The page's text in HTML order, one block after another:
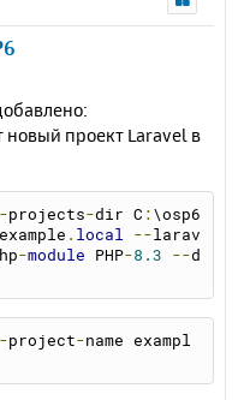
новый проект Laravel в
projects-dir C : \osp6
. local --larav
-module PHP-8.3 --d
project-name exampl